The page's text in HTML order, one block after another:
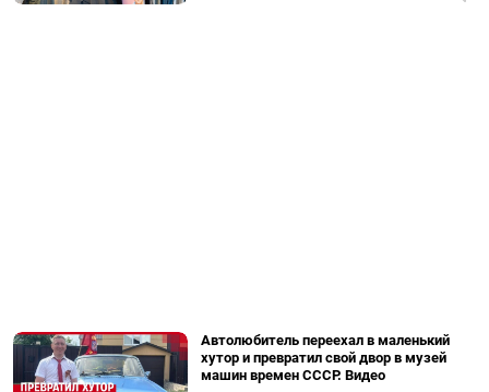
Автолюбитель переехал в маленький
хутор и превратил свой двор в музей
машин времен СССР. Видео